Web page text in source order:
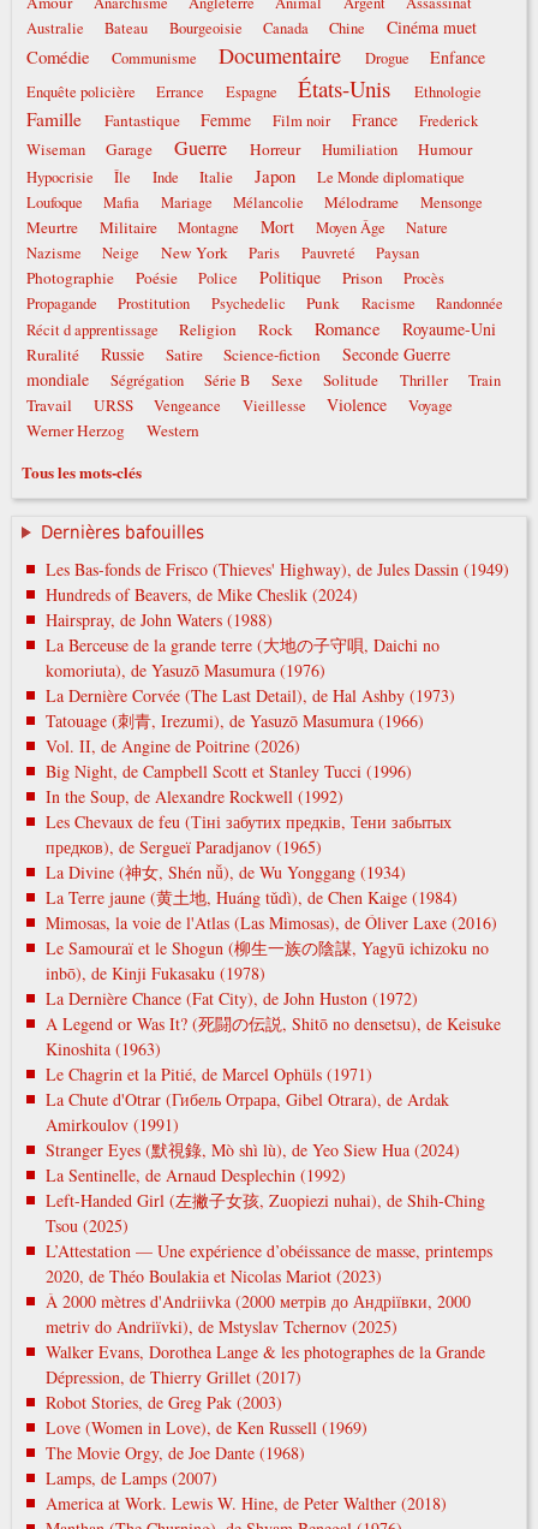
Australie
Bateau Bourgeoisie Canada Chine Cinéma muet
Comédie Communisme Documentaire Drogue Enfance
Enquête policière Errance Espagne États-Unis Ethnologie
Famille Fantastique Femme Film noir France
Frederick
Wiseman
Garage Guerre Horreur Humiliation Humour
Hypocrisie Île Inde Italie Japon
Le Monde diplomatique
Loufoque
Mafia Mariage Mélancolie Mélodrame Mensonge
Meurtre Militaire Montagne Mort Moyen Âge
Nature
Nazisme
Neige New York Paris Pauvreté Paysan
Photographie Poésie Police Politique Prison
Procès
Propagande
Prostitution Psychedelic Punk Racisme
Randonnée
Récit d apprentissage
Religion Rock Romance Royaume-Uni
Ruralité Russie Satire Science-fiction
Seconde Guerre
mondiale
Ségrégation Série B Sexe Solitude Thriller Train
Travail URSS Vengeance Vieillesse Violence Voyage
Werner Herzog Western
Tous les mots-clés
Dernières bafouilles
Les Bas-fonds de Frisco (Thieves' Highway), de Jules Dassin (1949)
Hundreds of Beavers, de Mike Cheslik (2024)
Hairspray, de John Waters (1988)
La Berceuse de la grande terre (大地の子守唄, Daichi no
komoriuta), de Yasuzō Masumura (1976)
La Dernière Corvée (The Last Detail), de Hal Ashby (1973)
Tatouage (刺青, Irezumi), de Yasuzō Masumura (1966)
Vol. II, de Angine de Poitrine (2026)
Big Night, de Campbell Scott et Stanley Tucci (1996)
In the Soup, de Alexandre Rockwell (1992)
Les Chevaux de feu (Тіні забутих предків, Тени забытых
предков), de Sergueï Paradjanov (1965)
La Divine (神女, Shén nǚ), de Wu Yonggang (1934)
La Terre jaune (黄土地, Huáng tǔdì), de Chen Kaige (1984)
Mimosas, la voie de l'Atlas (Las Mimosas), de Óliver Laxe (2016)
Le Samouraï et le Shogun (柳生一族の陰謀, Yagyū ichizoku no
inbō), de Kinji Fukasaku (1978)
La Dernière Chance (Fat City), de John Huston (1972)
A Legend or Was It? (死闘の伝説, Shitō no densetsu), de Keisuke
Kinoshita (1963)
Le Chagrin et la Pitié, de Marcel Ophüls (1971)
La Chute d'Otrar (Гибель Отрара, Gibel Otrara), de Ardak
Amirkoulov (1991)
Stranger Eyes (默視錄, Mò shì lù), de Yeo Siew Hua (2024)
La Sentinelle, de Arnaud Desplechin (1992)
Left-Handed Girl (左撇子女孩, Zuopiezi nuhai), de Shih-Ching
Tsou (2025)
L’Attestation — Une expérience d’obéissance de masse, printemps
2020, de Théo Boulakia et Nicolas Mariot (2023)
À 2000 mètres d'Andriivka (2000 метрів до Андріївки, 2000
metrіv do Andrіїvki), de Mstyslav Tchernov (2025)
Walker Evans, Dorothea Lange & les photographes de la Grande
Dépression, de Thierry Grillet (2017)
Robot Stories, de Greg Pak (2003)
Love (Women in Love), de Ken Russell (1969)
The Movie Orgy, de Joe Dante (1968)
Lamps, de Lamps (2007)
America at Work. Lewis W. Hine, de Peter Walther (2018)